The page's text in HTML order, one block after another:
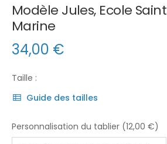
Modèle Jules, Ecole
Marine
34,00 €
Taille :
Guide des tailles
Personnalisation du tablier (12,00 €)